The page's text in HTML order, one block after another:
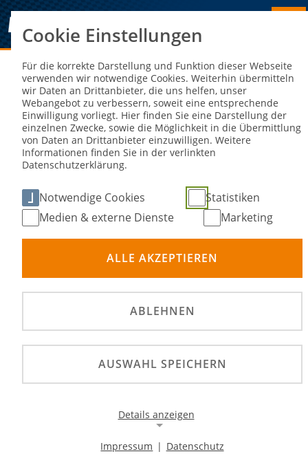
Sie sind hier: NEWS
Auf Erfolg gepolt: Nico Rosberg
22. Okt 2022
Motorsport lässt viele Aktive ein Leben lang nicht
los. Egal, ob Breiten- oder Spitzensport, wer mit
dem Racing-Virus infiziert ist, liebt Adrenalin und
Motorrad setzt. Eines der wenigen Gegenbeispiele
hat es im Motorsport bis ganz, ganz oben geschafft
und am sportlichen Gipfel ein neues Ziel gesucht.
Cookie Einstellungen
Für die korrekte Darstellung und Funktion dieser Webseite
verwenden wir notwendige Cookies. Weiterhin übermitteln
wir Daten an Drittanbieter, die uns helfen, unser
Webangebot zu verbessern, soweit eine entsprechende
Einwilligung vorliegt. Hier finden Sie eine Darstellung der
einzelnen Zwecke, sowie die Möglichkeit in die Übermittlung
von Daten an Drittanbieter einzuwilligen. Weitere
Informationen finden Sie in der verlinkten
Datenschutzerklärung.
Notwendige Cookies
Statistiken
Medien & externe Dienste
Marketing
ALLE AKZEPTIEREN
ABLEHNEN
AUSWAHL SPEICHERN
Details anzeigen
Impressum | Datenschutz